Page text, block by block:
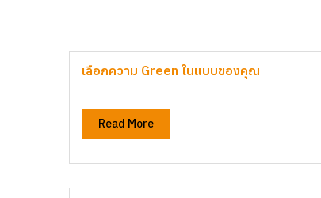
เลือกความ Green ในแบบของคุณ
Read More